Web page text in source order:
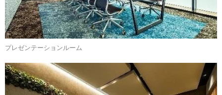
プレゼンテーションルーム